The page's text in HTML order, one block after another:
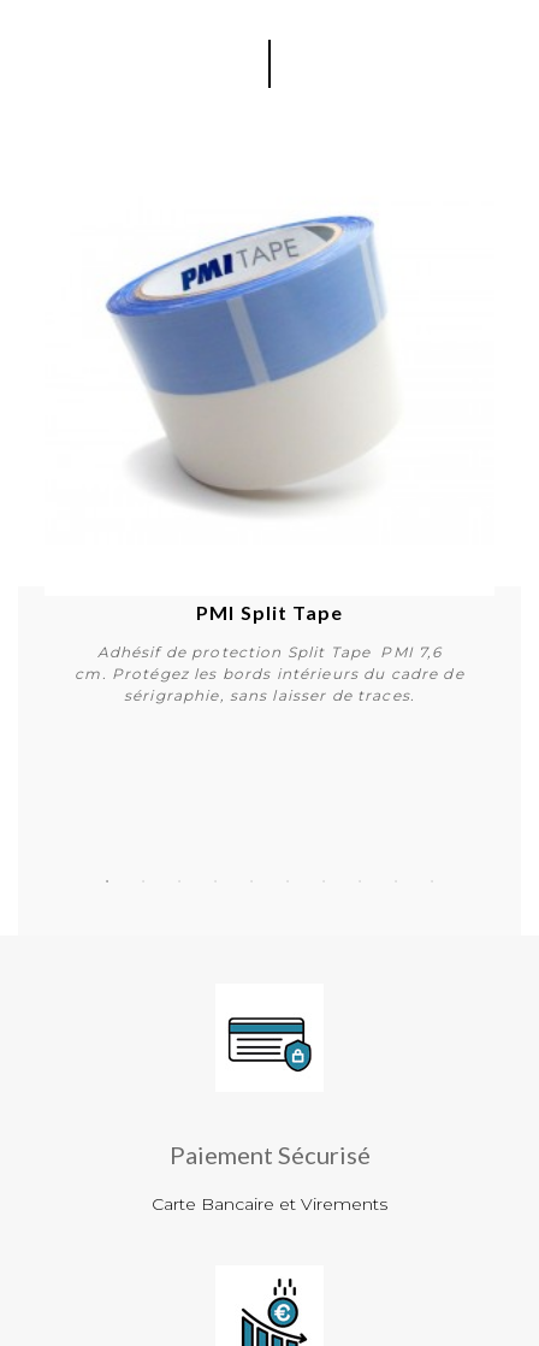
PMI Split Tape
Adhésif de protection Split Tape PMI 7,6
cm. Protégez les bords intérieurs du cadre de
sérigraphie, sans laisser de traces.
Paiement Sécurisé
Carte Bancaire et Virements